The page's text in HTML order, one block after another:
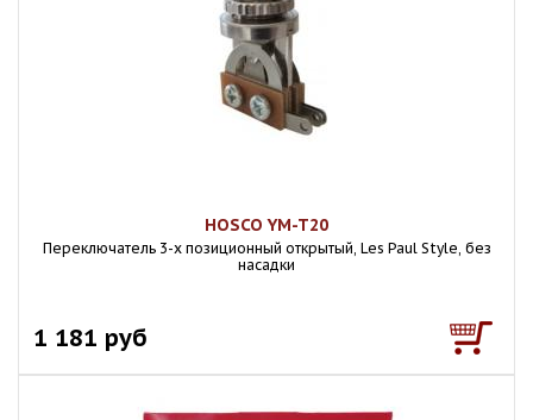
HOSCO YM-T20
Переключатель 3-х позиционный открытый, Les Paul Style, без
насадки
1 181 руб